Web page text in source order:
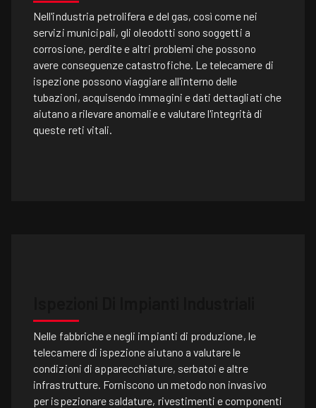
Nell'industria petrolifera e del gas, così come nei
servizi municipali, gli oleodotti sono soggetti a
corrosione, perdite e altri problemi che possono
avere conseguenze catastrofiche. Le telecamere di
ispezione possono viaggiare all'interno delle
tubazioni, acquisendo immagini e dati dettagliati che
aiutano a rilevare anomalie e valutare l'integrità di
queste reti vitali.
Nelle fabbriche e negli impianti di produzione, le
telecamere di ispezione aiutano a valutare le
condizioni di apparecchiature, serbatoi e altre
infrastrutture. Forniscono un metodo non invasivo
per ispezionare saldature, rivestimenti e componenti